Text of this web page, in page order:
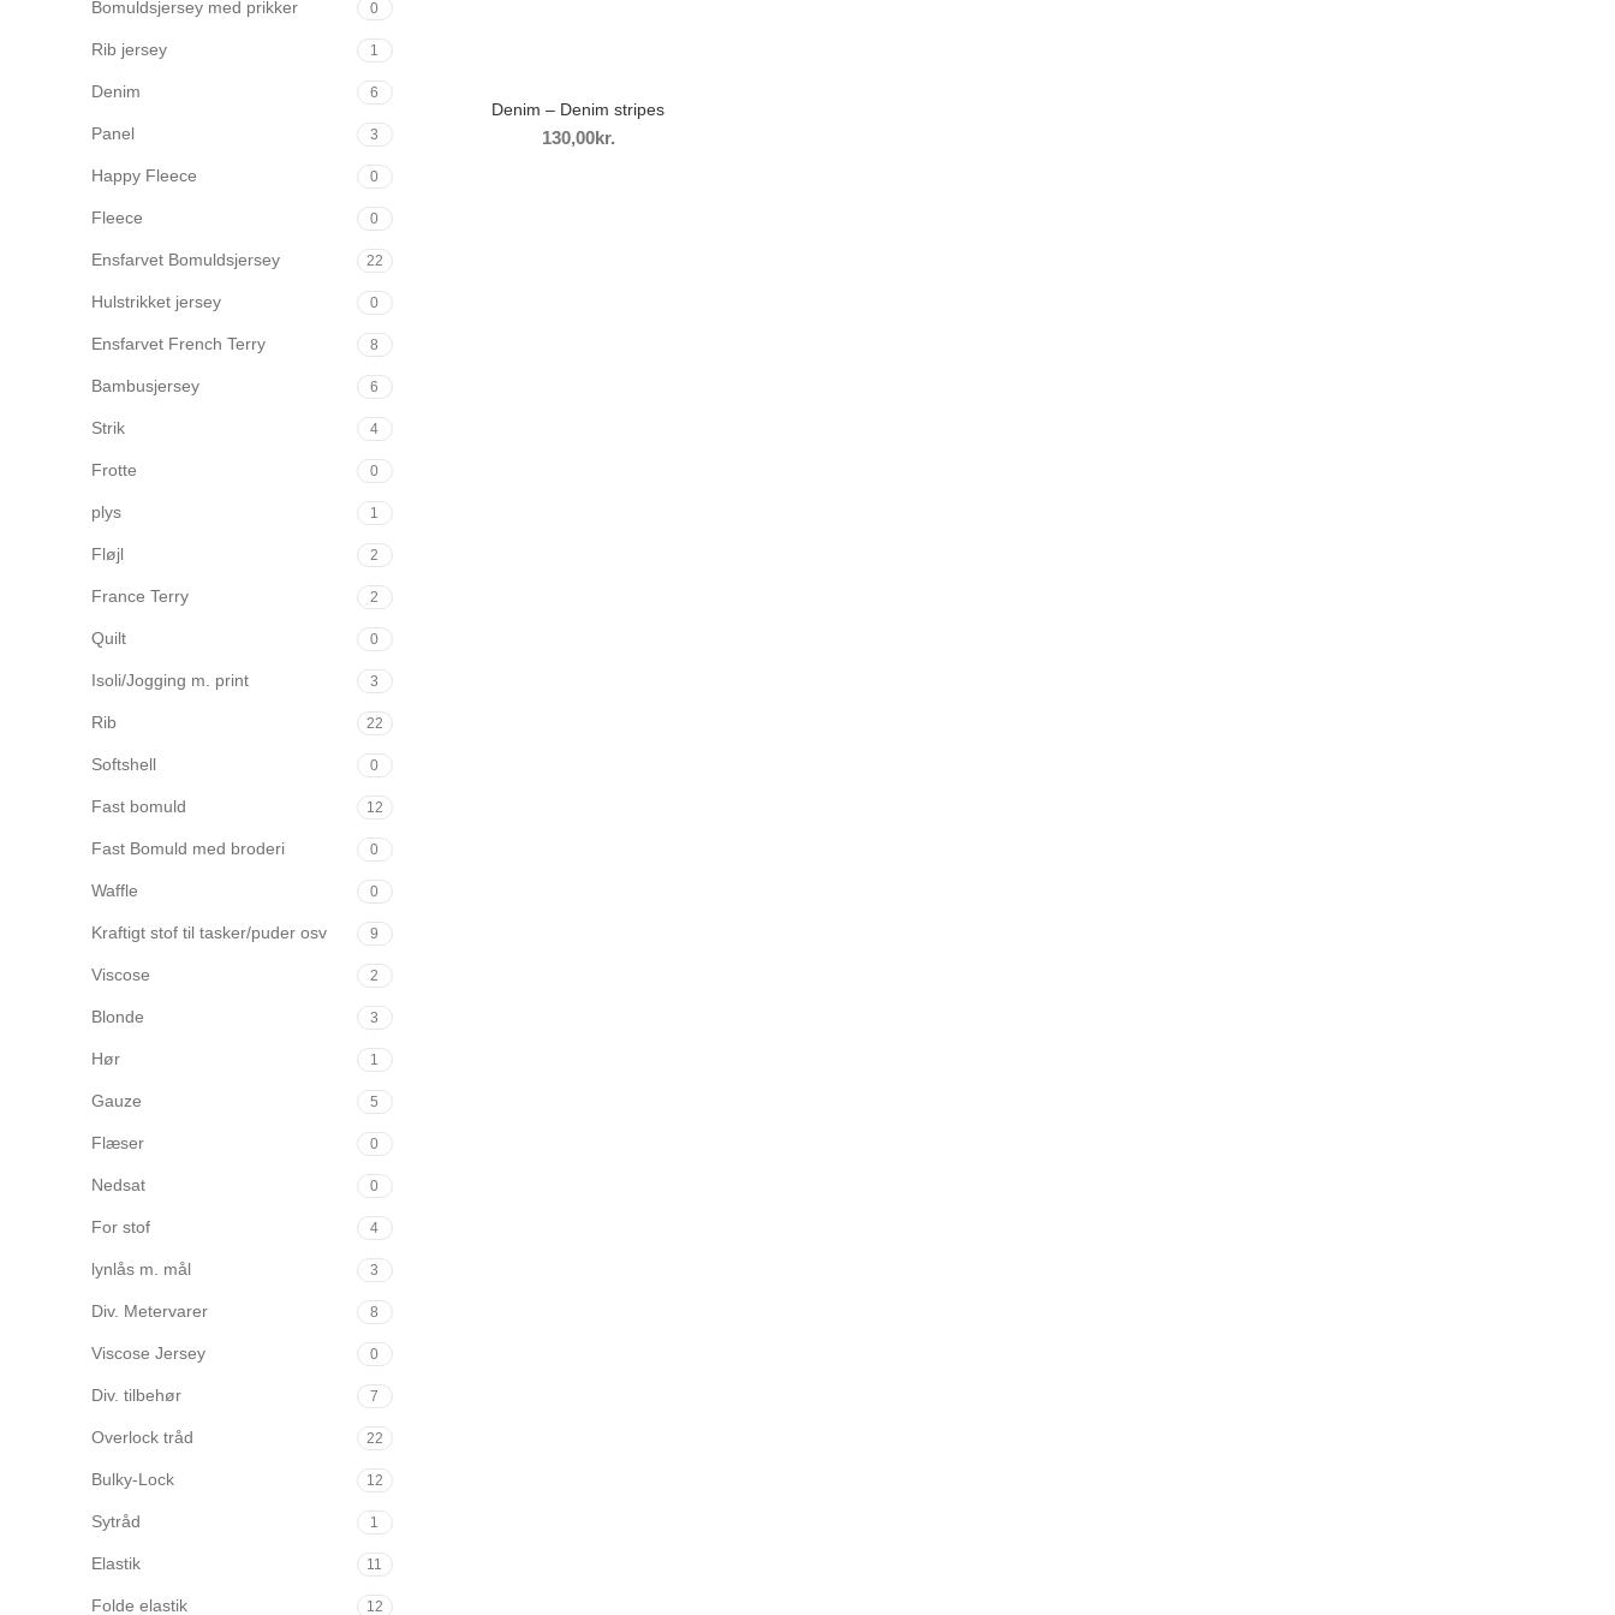
Bomuldsjersey med prikker 0
Rib jersey 1
Denim 6
Panel 3
Happy Fleece 0
Fleece 0
Ensfarvet Bomuldsjersey 22
Hulstrikket jersey 0
Ensfarvet French Terry 8
Bambusjersey 6
Strik 4
Frotte 0
plys 1
Fløjl 2
France Terry 2
Quilt 0
Isoli/Jogging m. print 3
Rib 22
Softshell 0
Fast bomuld 12
Fast Bomuld med broderi 0
Waffle 0
Kraftigt stof til tasker/puder osv 9
Viscose 2
Blonde 3
Hør 1
Gauze 5
Flæser 0
Nedsat 0
For stof 4
lynlås m. mål 3
Div. Metervarer 8
Viscose Jersey 0
Div. tilbehør 7
Overlock tråd 22
Bulky-Lock 12
Sytråd 1
Elastik 11
Folde elastik 12
Denim – Denim stripes
kr.